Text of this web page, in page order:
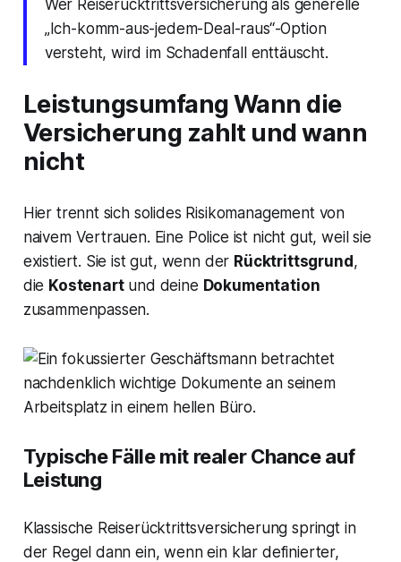
Wer Reiserücktrittsversicherung als generelle
„Ich-komm-aus-jedem-Deal-raus“-Option
versteht, wird im Schadenfall enttäuscht.
Leistungsumfang Wann die
Versicherung zahlt und wann
nicht
Hier trennt sich solides Risikomanagement von
naivem Vertrauen. Eine Police ist nicht gut, weil sie
existiert. Sie ist gut, wenn der Rücktrittsgrund,
die Kostenartund deine Dokumentation
zusammenpassen.
Typische Fälle mit realer Chance auf
Leistung
Klassische Reiserücktrittsversicherung springt in
der Regel dann ein, wenn ein klar definierter,